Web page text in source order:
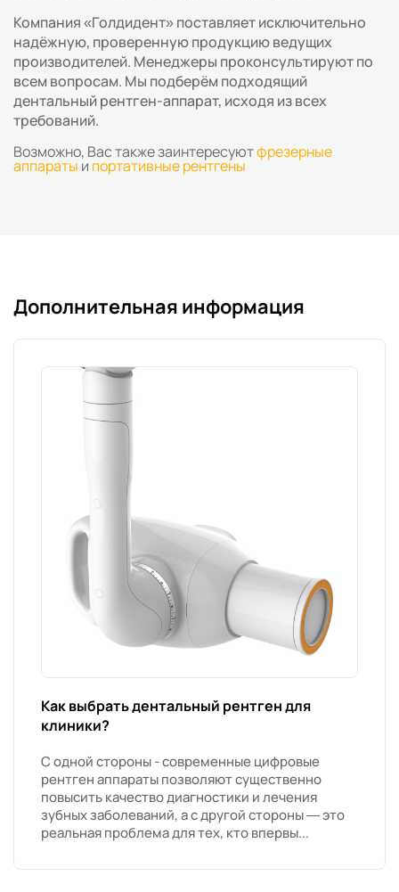
Компания «Голдидент» поставляет исключительно
надёжную, проверенную продукцию ведущих
производителей. Менеджеры проконсультируют по
всем вопросам. Мы подберём подходящий
дентальный рентген-аппарат, исходя из всех
требований.
Возможно, Вас также заинтересуютфрезерные
аппараты и портативные рентгены
Дополнительная информация
Как выбрать дентальный рентген для
клиники?
С одной стороны - современные цифровые
рентген аппараты позволяют существенно
повысить качество диагностики и лечения
зубных заболеваний, а с другой стороны — это
реальная проблема для тех, кто впервы...